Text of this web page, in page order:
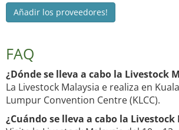
Añadir los proveedores!
FAQ
¿Dónde se lleva a cabo la Livestock
La Livestock Malaysia e realiza en
Lumpur Convention Centre (KLCC).
¿Cuándo se lleva a cabo la Livestock